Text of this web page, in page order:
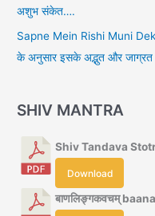
अशुभ संकेत….
Sapne Mein Rishi Muni
के अनुसार इसके अद्भुत और
SHIV MANTRA
Shiv Tandava
Download
बाणलिङ्गकवचम्